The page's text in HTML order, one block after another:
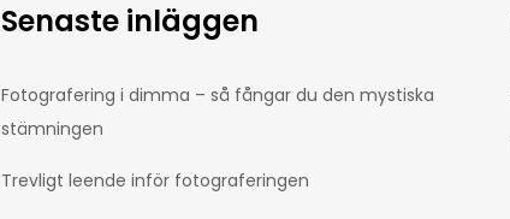
Senaste inläggen
Fotografering i dimma – så fångar du den mystiska
stämningen
Trevligt leende inför fotograferingen